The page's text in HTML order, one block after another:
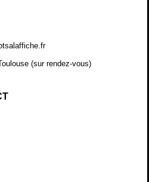
(sur rendez-vous)